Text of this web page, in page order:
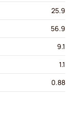
25.9
56.9
9.1
1.1
0.88